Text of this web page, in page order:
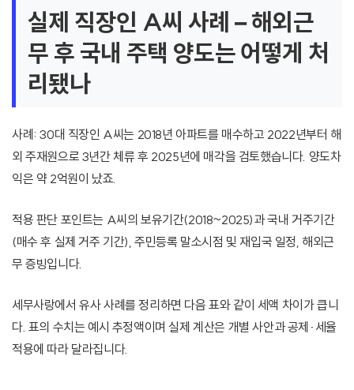
실제 직장인 A씨 사례 – 해외근
무 후 국내 주택 양도는 어떻게 처
리됐나
사례: 30대 직장인 A씨는 2018년 아파트를 매수하고 2022년부터 해
외 주재원으로 3년간 체류 후 2025년에 매각을 검토했습니다. 양도차
익은 약 2억원이 났죠.
적용 판단 포인트는 A씨의 보유기간(2018~2025)과 국내 거주기간
(매수 후 실제 거주 기간), 주민등록 말소시점 및 재입국 일정, 해외근
무 증빙입니다.
세무사랑에서 유사 사례를 정리하면 다음 표와 같이 세액 차이가 큽니
다. 표의 수치는 예시 추정액이며 실제 계산은 개별 사안과 공제·세율
적용에 따라 달라집니다.